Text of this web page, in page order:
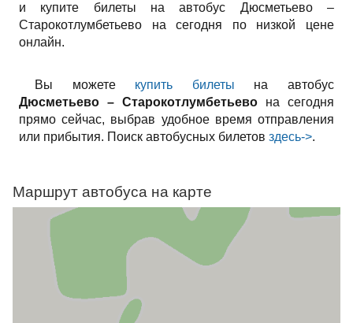
и купите билеты на автобус Дюсметьево –
Старокотлумбетьево на сегодня по низкой цене
онлайн.
Вы можете купить билеты на автобус
Дюсметьево – Старокотлумбетьево на сегодня
прямо сейчас, выбрав удобное время отправления
или прибытия. Поиск автобусных билетов здесь->.
Маршрут автобуса на карте